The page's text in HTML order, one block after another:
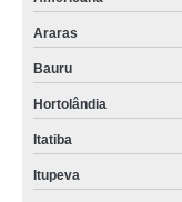
Araras
Bauru
Hortolândia
Itatiba
Itupeva